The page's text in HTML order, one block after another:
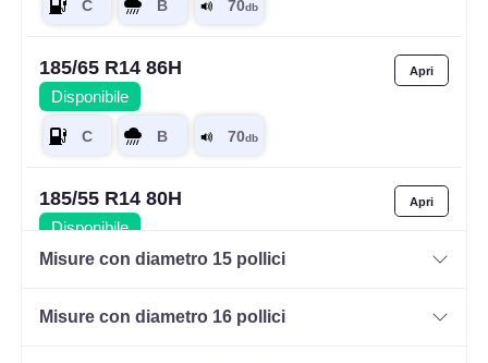
185/65 R14 86H
Disponibile
185/55 R14 80H
Disponibile
Misure con diametro 15 pollici
Misure con diametro 16 pollici